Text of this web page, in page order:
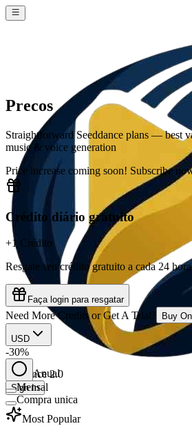
Seedance 2.0
Sign In
Precos
Straightforward Seeddance plans — best
music & voice generation
Price increase coming soon! Subscribe
Crédito diário gratuito
+1 Crédito
Resgate seu crédito gratuito a cada 24
Faça login para resgatar
Need More Credits or Get A Trial? Buy
USD
-30%
Anual
Mensal
Compra unica
Most Popular